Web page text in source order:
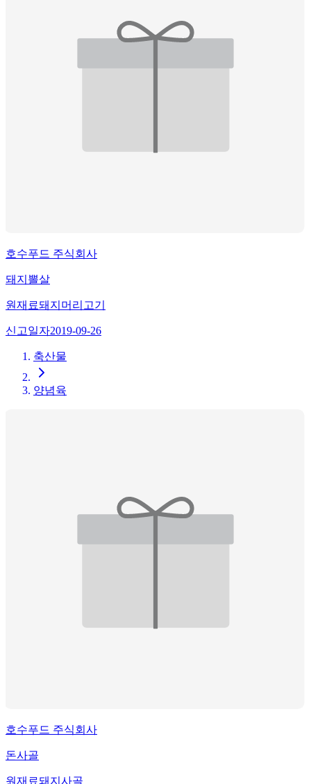
호수푸드 주식회사
돼지뽈살
원재료돼지머리고기
신고일자2019-09-26
축산물
양념육
호수푸드 주식회사
돈사골
원재료돼지사골